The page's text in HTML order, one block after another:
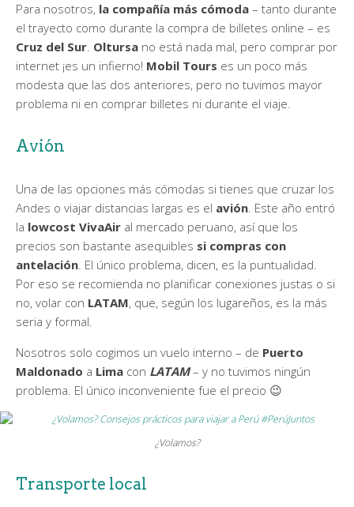
Para nosotros, la compañía más cómoda – tanto durante
el trayecto como durante la compra de billetes online – es
Cruz del Sur. Oltursa no está nada mal, pero comprar por
internet ¡es un infierno! Mobil Tours es un poco más
modesta que las dos anteriores, pero no tuvimos mayor
problema ni en comprar billetes ni durante el viaje.
Avión
Una de las opciones más cómodas si tienes que cruzar los
Andes o viajar distancias largas es el avión. Este año entró
la lowcost VivaAir al mercado peruano, así que los
precios son bastante asequibles si compras con
antelación. El único problema, dicen, es la puntualidad.
Por eso se recomienda no planificar conexiones justas o si
no, volar con LATAM, que, según los lugareños, es la más
seria y formal.
Nosotros solo cogimos un vuelo interno – de Puerto
Maldonado a Lima con LATAM– y no tuvimos ningún
problema. El único inconveniente fue el precio 😉
¿Volamos?
Transporte local